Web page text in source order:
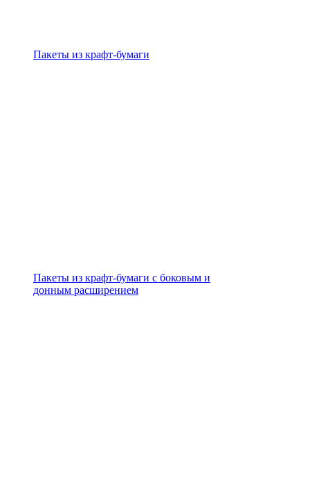
Пакеты из крафт-бумаги
Пакеты из крафт-бумаги с боковым и
донным расширением